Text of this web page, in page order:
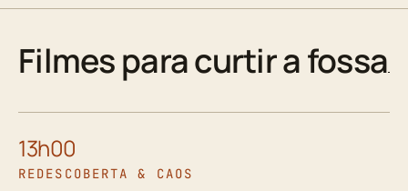
Filmes para curtir a fossa
13h00
REDESCOBERTA & CAOS